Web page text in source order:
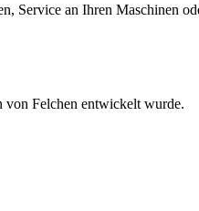
Service an Ihren Maschinen
von Felchen entwickelt wurde.